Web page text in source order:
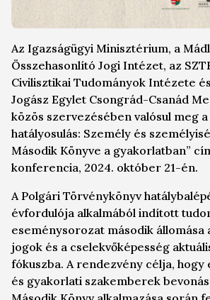
Az Igazságügyi Minisztérium, a
Összehasonlító Jogi Intézet, az
Civilisztikai Tudományok Intézete
Jogász Egylet Csongrád-Csanád
közös szervezésében valósul meg
hatályosulás: Személy és
Második Könyve a gyakorlatban”
konferencia, 2024. október 21-én.
A Polgári Törvénykönyv
évfordulója alkalmából indított
eseménysorozat második állomása
jogok és a cselekvőképesség
fókuszba. A rendezvény célja,
és gyakorlati szakemberek